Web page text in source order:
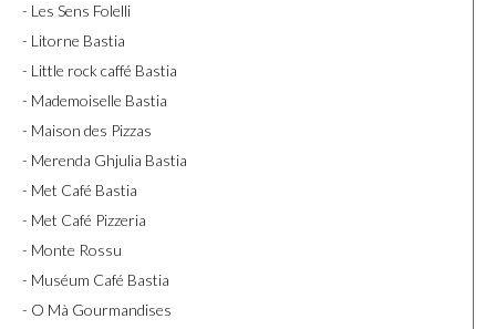
- Les Sens Folelli
- Litorne Bastia
- Little rock caffé Bastia
- Mademoiselle Bastia
- Maison des Pizzas
- Merenda Ghjulia Bastia
- Met Café Bastia
- Met Café Pizzeria
- Monte Rossu
- Muséum Café Bastia
- O Mà Gourmandises